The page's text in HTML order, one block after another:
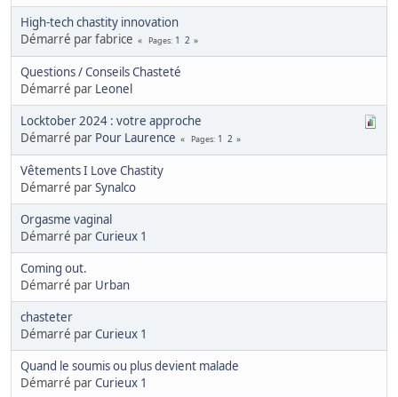
High-tech chastity innovation
Démarré par fabrice
Pages 1 2
Questions / Conseils Chasteté
Démarré par Leonel
Locktober 2024 : votre approche
Démarré par Pour Laurence Pages 1 2
Vêtements I Love Chastity
Démarré parSynalco
Orgasme vaginal
Démarré parCurieux 1
Coming out.
Démarré par Urban
chasteter
Démarré parCurieux 1
Quand le soumis ou plus devient malade
Démarré parCurieux 1